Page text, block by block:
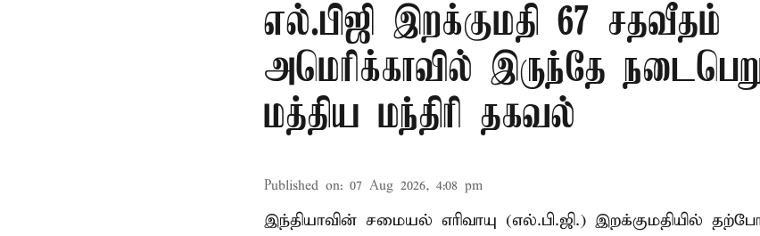
எல்.பிஜி இறக்குமதி 67 சதவீதம்
அமெரிக்காவில் இருந்தே
மத்திய மந்திரி தகவல்
Published on: 07 Aug 2026, 4:08 pm
இந்தியாவின் சமையல் எரிவாயு (எல்.பி.ஜி.) இறக்குமதியில்